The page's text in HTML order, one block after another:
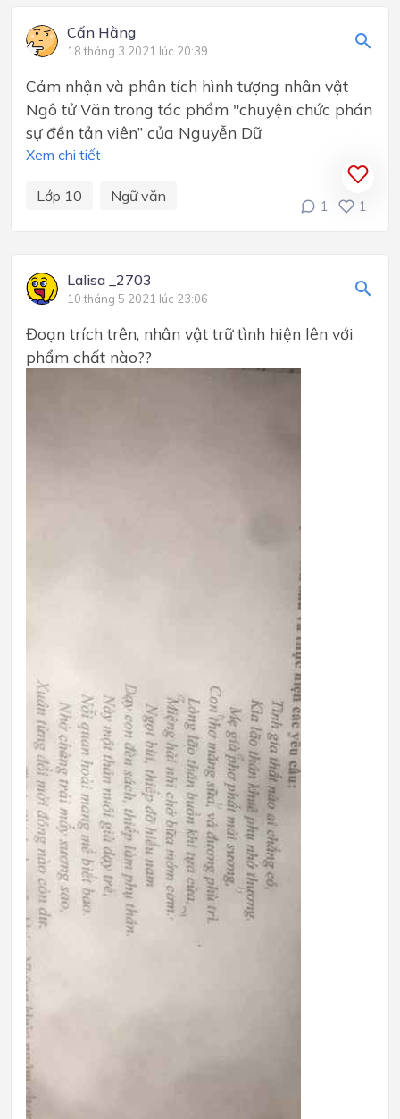
Cấn Hằng
18 tháng 3 2021 lúc 20:39
Cảm nhận và phân tích hình tượng nhân vật
Ngô tử Văn trong tác phẩm "chuyện chức phán
sự đền tản viên” của Nguyễn Dữ
Xem chi tiết
Lớp 10 Ngữ văn
1 1
Lalisa _2703
10 tháng 5 2021 lúc 23:06
Đoạn trích trên, nhân vật trữ tình hiện lên với
phẩm chất nào??